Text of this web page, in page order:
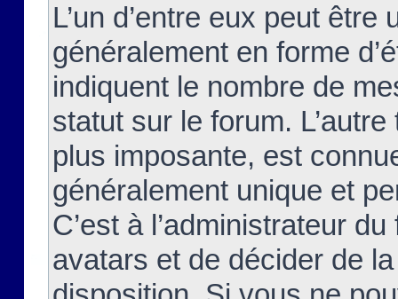
L’un d’entre eux peut
généralement en forme
indiquent le nombre de
statut sur le forum.
plus imposante, est
généralement unique et
C’est à l’administrateur
avatars et de décider de